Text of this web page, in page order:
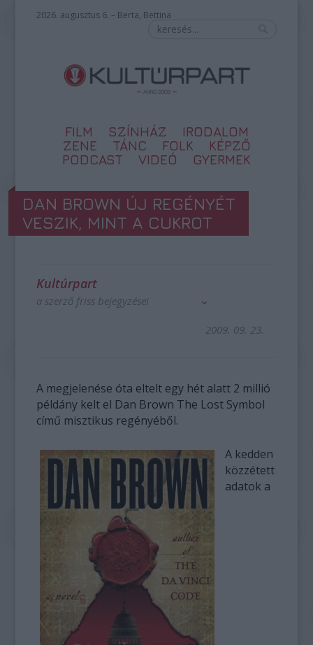
2026. augusztus 6. – Berta, Bettina
FILM SZÍNHÁZ
IRODALOM
ZENE
TÁNC FOLK
KÉPZŐ
PODCAST
VIDEÓ GYERMEK
DAN BROWN ÚJ REGÉNYÉT
VESZIK, MINT A CUKROT
Kultúrpart
a szerző friss bejegyzései
2009. 09. 23.
A megjelenése óta eltelt egy hét alatt 2 millió
példány kelt el Dan Brown The Lost Symbol
című misztikus regényéből.
A kedden
közzétett
adatok a